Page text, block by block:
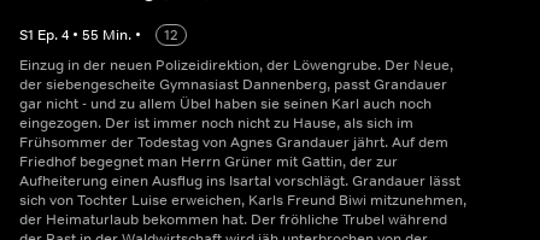
S1 Ep.4 • 55 Min. •
12
Einzug in der neuen Polizeidirektion, der Löwengrube. Der Neue,
der siebengescheite Gymnasiast Dannenberg, passt Grandauer
gar nicht - und zu allem Übel haben sie seinen Karl auch noch
eingezogen. Der ist immer noch nicht zu Hause, als sich im
Frühsommer der Todestag von Agnes Grandauer jährt. Auf dem
Friedhof begegnet man Herrn Grüner mit Gattin, der zur
Aufheiterung einen Ausflug ins Isartal vorschlägt. Grandauer lässt
sich von Tochter Luise erweichen, Karls Freund Biwi mitzunehmen,
der Heimaturlaub bekommen hat. Der fröhliche Trubel während